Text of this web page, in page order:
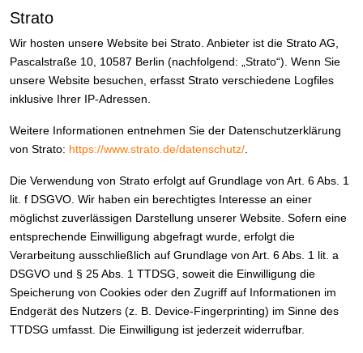
Strato
Wir hosten unsere Website bei Strato. Anbieter ist die Strato AG,
Pascalstraße 10, 10587 Berlin (nachfolgend: „Strato“). Wenn Sie
unsere Website besuchen, erfasst Strato verschiedene Logfiles
inklusive Ihrer IP-Adressen.
Weitere Informationen entnehmen Sie der Datenschutzerklärung
von Strato: https://www.strato.de/datenschutz/
Die Verwendung von Strato erfolgt auf Grundlage von Art. 6 Abs. 1
lit. f DSGVO. Wir haben ein berechtigtes Interesse an einer
möglichst zuverlässigen Darstellung unserer Website. Sofern eine
entsprechende Einwilligung abgefragt wurde, erfolgt die
Verarbeitung ausschließlich auf Grundlage von Art. 6 Abs. 1 lit. a
DSGVO und § 25 Abs. 1 TTDSG, soweit die Einwilligung die
Speicherung von Cookies oder den Zugriff auf Informationen im
Endgerät des Nutzers (z. B. Device-Fingerprinting) im Sinne des
TTDSG umfasst. Die Einwilligung ist jederzeit widerrufbar.